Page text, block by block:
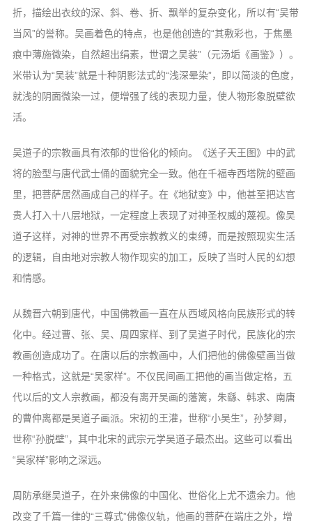
信息公告
戒幢论坛
寺院巡览
活动记录
下院风采
折，描绘出衣纹的深、斜、卷、折、飘举的复杂变化，所以有“吴带
当风”的誉称。吴画着色的特点，也是他创造的“其敷彩也，于焦墨
痕中薄施微染，自然超出绢素，世谓之吴装”（元汤垢《画鉴》）。
米带认为“吴装”就是十种阴影法式的“浅深晕染”，即以简淡的色度，
就浅的阴面微染一过，便增强了线的表现力量，使人物形象脱壁欲
活。
吴道子的宗教画具有浓郁的世俗化的倾向。《送子天王图》中的武
将的脸型与唐代武士俑的面貌完全一致。他在千福寺西塔院的壁画
里，把菩萨居然画成自己的样子。在《地狱变》中，他甚至把达官
贵人打入十八层地狱，一定程度上表现了对神圣权威的蔑视。像吴
道子这样，对神的世界不再受宗教教义的束缚，而是按照现实生活
的逻辑，自由地对宗教人物作现实的加工，反映了当时人民的幻想
和情感。
从魏晋六朝到唐代，中国佛教画一直在从西域风格向民族形式的转
化中。经过曹、张、吴、周四家样、到了吴道子时代，民族化的宗
教画创造成功了。在唐以后的宗教画中，人们把他的佛像壁画当做
一种格式，这就是“吴家样”。不仅民间画工把他的画当做定格，五
代以后的文人宗教画，都没有离开吴画的藩篱，朱繇、韩求、南唐
的曹仲离都是吴道子画派。宋初的王灌，世称“小吴生”，孙梦卿，
世称“孙脱壁”，其中北宋的武宗元学吴道子最杰出。这些可以看出
“吴家样”影响之深远。
周防承继吴道子，在外来佛像的中国化、世俗化上尤不遗余力。他
改变了千篇一律的“三尊式”佛像仪轨，他画的菩萨在端庄之外，增